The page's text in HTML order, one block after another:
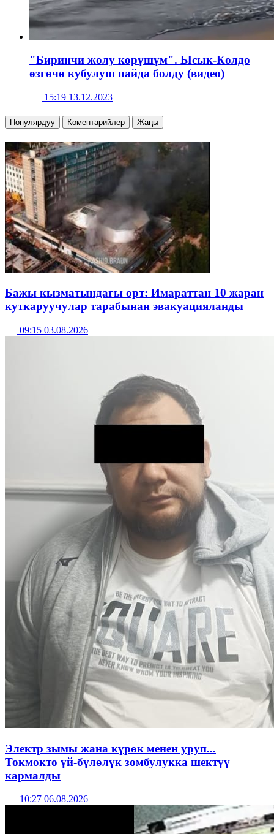
"Биринчи жолу көрүшүм". Ысык-Көлдө
өзгөчө кубулуш пайда болду (видео)
15:19 13.12.2023
Популярдуу Коментарийлер Жаңы
Бажы кызматындагы өрт: Имараттан 10 жаран
куткаруучулар тарабынан эвакуацияланды
09:15 03.08.2026
Электр зымы жана күрөк менен уруп...
Токмокто үй-бүлөлүк зомбулукка шектүү
кармалды
10:27 06.08.2026